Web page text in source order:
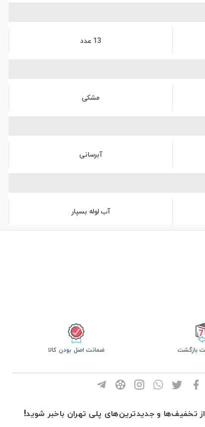
13 عدد
مشکی
آبرسانی
آب لوله بسپار
ضمانت اصل بودن کالا
از تخفیف‌ها و جدیدترین‌های پلی تهران باخبر شوید!